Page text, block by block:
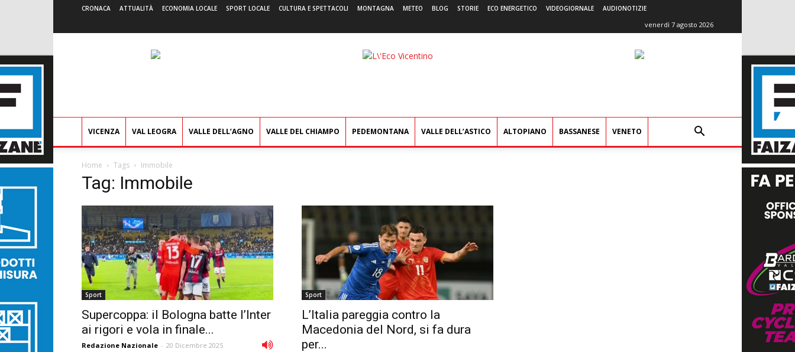
CRONACA ATTUALITÀ ECONOMIA LOCALE SPORT LOCALE CULTURA E SPETTACOLI MONTAGNA METEO BLOG STORIE ECO ENERGETICO VIDEOGIORNALE AUDIONOTIZIE
venerdì 7 agosto 2026
L'Eco
VICENZA VAL LEOGRA VALLE DELL’AGNO VALLE DEL CHIAMPO PEDEMONTANA VALLE DELL’ASTICO ALTOPIANO BASSANESE VENETO
Home Tags Immobile
Tag: Immobile
Sport
Supercoppa: il Bologna batte l’Inter
ai rigori e vola in finale...
Redazione Nazionale - 20 Dicembre 2025
Sport
L’Italia pareggia contro la
Macedonia del Nord, si fa dura
per...